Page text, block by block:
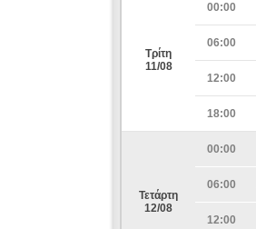
Τρίτη
11/08
00:00
06:00
12:00
18:00
Τετάρτη
12/08
00:00
06:00
12:00